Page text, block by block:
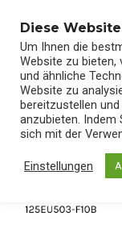
Start/Shop/
Diese
Um Ihnen die
Website zu bieten,
und ähnliche
Website zu
bereitzustellen
anzubieten. Indem
sich mit der
Einstellungen